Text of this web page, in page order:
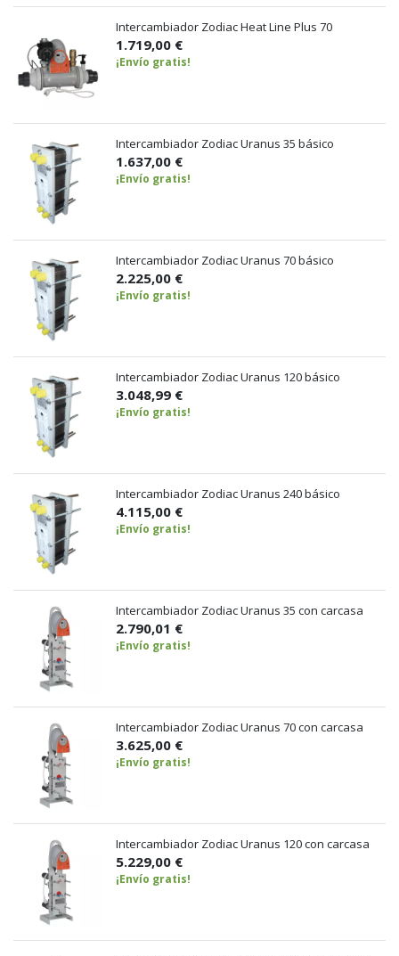
Intercambiador Zodiac Heat Line Plus 70
1.719,00 €
¡Envío gratis!
Intercambiador Zodiac Uranus 35 básico
1.637,00 €
¡Envío gratis!
Intercambiador Zodiac Uranus 70 básico
2.225,00 €
¡Envío gratis!
Intercambiador Zodiac Uranus 120 básico
3.048,99 €
¡Envío gratis!
Intercambiador Zodiac Uranus 240 básico
4.115,00 €
¡Envío gratis!
Intercambiador Zodiac Uranus 35 con carcasa
2.790,01 €
¡Envío gratis!
Intercambiador Zodiac Uranus 70 con carcasa
3.625,00 €
¡Envío gratis!
Intercambiador Zodiac Uranus 120 con carcasa
5.229,00 €
¡Envío gratis!